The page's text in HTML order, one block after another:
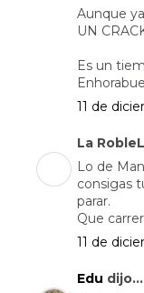
Aunque
UN
Es un
11 de
La
Lo de
consigas
parar.
Que
11 de
Edu dijo...